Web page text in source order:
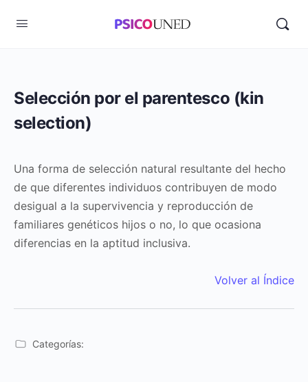
Selección por el parentesco (kin
selection)
Una forma de selección natural resultante del hecho
de que diferentes individuos contribuyen de modo
desigual a la supervivencia y reproducción de
familiares genéticos hijos o no, lo que ocasiona
diferencias en la aptitud inclusiva.
Volver al Índice
Categorías: